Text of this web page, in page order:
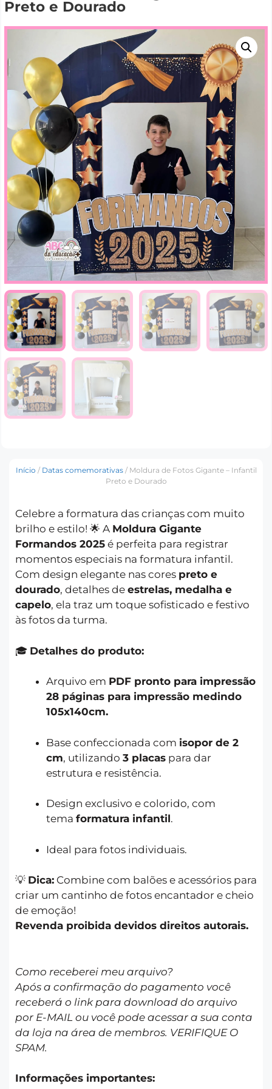
Preto e Dourado
Início / Datas comemorativas/ Moldura de Fotos Gigante – Infantil
Preto e Dourado
Celebre a formatura das crianças com muito
brilho e estilo! 🌟 A Moldura Gigante
Formandos 2025 é perfeita para registrar
momentos especiais na formatura infantil.
Com design elegante nas cores preto e
dourado, detalhes de estrelas, medalha e
capelo, ela traz um toque sofisticado e festivo
às fotos da turma.
🎓 Detalhes do produto:
Arquivo em PDF pronto para impressão
28 páginas para impressão medindo
105x140cm.
Base confeccionada com isopor de 2
cm, utilizando 3 placas para dar
estrutura e resistência.
Design exclusivo e colorido, com
tema formatura infantil.
Ideal para fotos individuais.
💡 Dica: Combine com balões e acessórios para
criar um cantinho de fotos encantador e cheio
de emoção!
Revenda proibida devidos direitos autorais.
Como receberei meu arquivo?
Após a confirmação do pagamento você
receberá o link para download do arquivo
por E-MAIL ou você pode acessar a sua conta
da loja na área de membros. VERIFIQUE O
SPAM.
Informações importantes: